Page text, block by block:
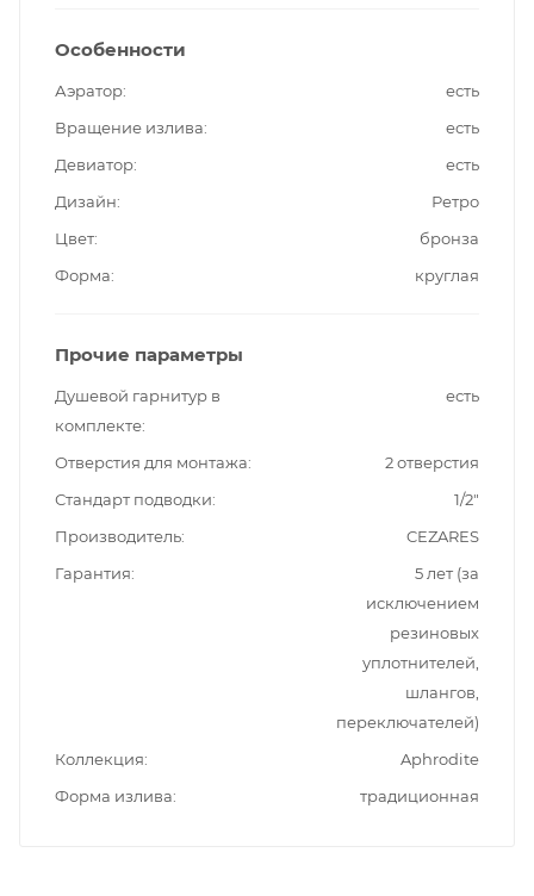
Особенности
Аэратор
есть
Вращение излива
есть
Девиатор
есть
Дизайн
Ретро
Цвет
бронза
Форма
круглая
Прочие параметры
Душевой гарнитур в
комплекте
есть
Отверстия для монтажа
2 отверстия
Стандарт подводки
1/2"
Производитель
CEZARES
Гарантия
5 лет (за
исключением
резиновых
уплотнителей,
шлангов,
переключателей)
Коллекция
Aphrodite
Форма излива
традиционная